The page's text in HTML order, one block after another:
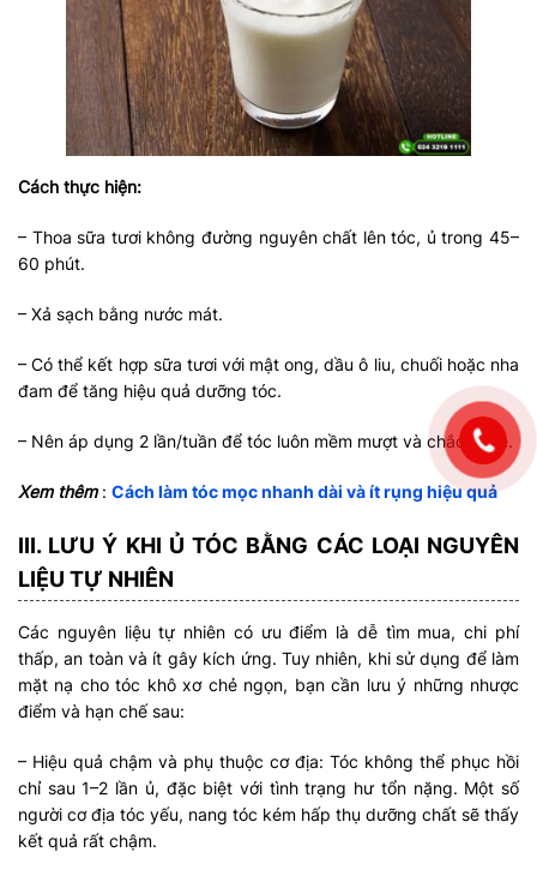
Cách thực hiện:
– Thoa sữa tươi không đường nguyên chất lên tóc, ủ trong 45–
60 phút.
– Xả sạch bằng nước mát.
– Có thể kết hợp sữa tươi với mật ong, dầu ô liu, chuối hoặc nha
đam để tăng hiệu quả dưỡng tóc.
– Nên áp dụng 2 lần/tuần để tóc luôn mềm mượt và chắc khỏe.
Xem thêm: Cách làm tóc mọc nhanh dài và ít rụng hiệu quả
III. LƯU Ý KHI Ủ TÓC BẰNG CÁC LOẠI NGUYÊN
LIỆU TỰ NHIÊN
Các nguyên liệu tự nhiên có ưu điểm là dễ tìm mua, chi phí
thấp, an toàn và ít gây kích ứng. Tuy nhiên, khi sử dụng để làm
mặt nạ cho tóc khô xơ chẻ ngọn, bạn cần lưu ý những nhược
điểm và hạn chế sau:
– Hiệu quả chậm và phụ thuộc cơ địa: Tóc không thể phục hồi
chỉ sau 1–2 lần ủ, đặc biệt với tình trạng hư tổn nặng. Một số
người cơ địa tóc yếu, nang tóc kém hấp thụ dưỡng chất sẽ thấy
kết quả rất chậm.